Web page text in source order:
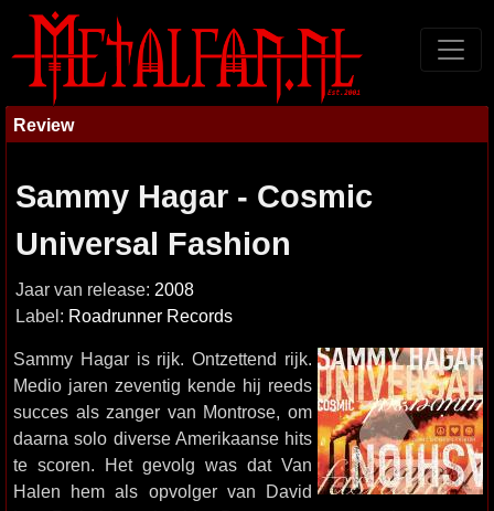
Review
Sammy Hagar - Cosmic
Universal Fashion
Jaar van release: 2008
Label: Roadrunner Records
Sammy Hagar is rijk. Ontzettend rijk.
Medio jaren zeventig kende hij reeds
succes als zanger van Montrose, om
daarna solo diverse Amerikaanse hits
te scoren. Het gevolg was dat Van
Halen hem als opvolger van David